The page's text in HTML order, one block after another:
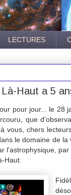
LECTURES
Haut a 5
pour jour... le 28
que
vous, chers
le domaine de
l'astrophysique,
Haut.